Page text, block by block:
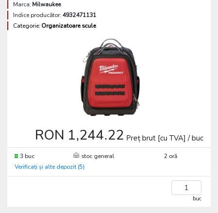
Marca:Milwaukee
Indice producător: 4932471131
Categorie: Organizatoare scule
RON 1,244.22 Preț brut [cu TVA] / buc
3 buc stoc general
2 oră
Verificați și alte depozit (5)
buc